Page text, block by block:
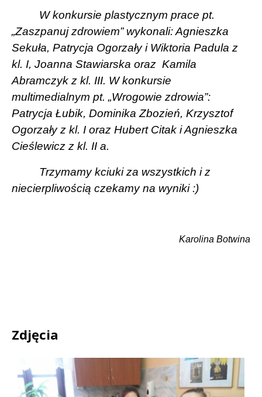
W konkursie plastycznym prace pt.
„Zaszpanuj zdrowiem” wykonali: Agnieszka
Sekuła, Patrycja Ogorzały i Wiktoria Padula z
kl. I, Joanna Stawiarska oraz Kamila
Abramczyk z kl. III. W konkursie
multimedialnym pt. „Wrogowie zdrowia”:
Patrycja Łubik, Dominika Zbozień, Krzysztof
Ogorzały z kl. I oraz Hubert Citak i Agnieszka
Cieślewicz z kl. II a.
Trzymamy kciuki za wszystkich i z
niecierpliwością czekamy na wyniki :)
Karolina Botwina
Zdjęcia